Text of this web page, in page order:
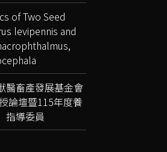
of Two Seed
levipennis and
醫畜產發展基金會
論壇暨115年度養
指導委員